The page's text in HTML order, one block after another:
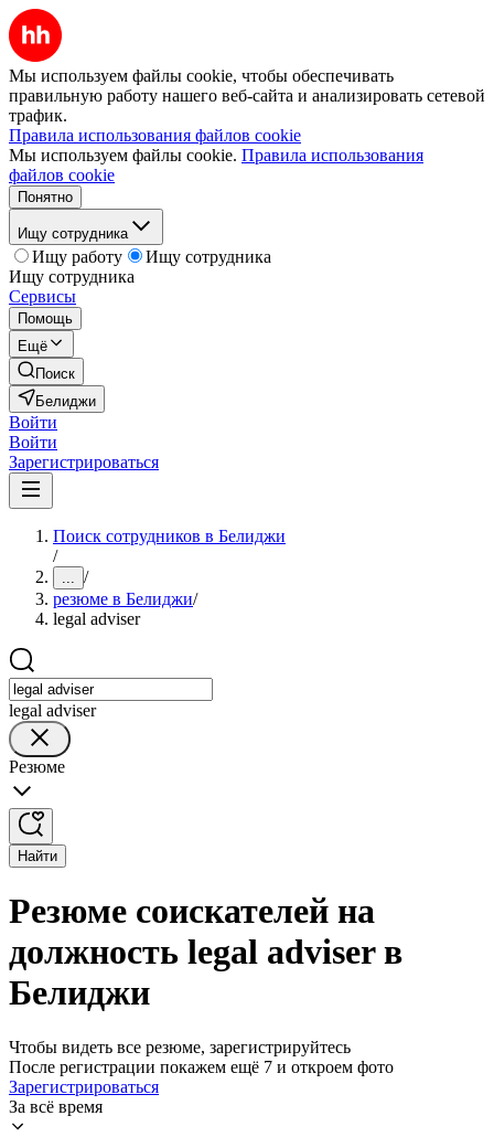
Мы используем файлы cookie, чтобы обеспечивать
правильную работу нашего веб-сайта и анализировать сетевой
трафик.
Правила использования файлов cookie
Мы используем файлы cookie. Правила использования
файлов cookie
Понятно
Ищу сотрудника
Ищу работу
Ищу сотрудника
Ищу сотрудника
Сервисы
Помощь
Ещё
Поиск
Белиджи
Войти
Войти
Зарегистрироваться
Поиск сотрудников в Белиджи
/
... /
резюме в Белиджи/
legal adviser
legal adviser
Резюме
Найти
Резюме соискателей на
должность legal adviser в
Белиджи
Чтобы видеть все резюме, зарегистрируйтесь
После регистрации покажем ещё 7 и откроем фото
Зарегистрироваться
За всё время